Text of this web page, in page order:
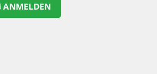
ANMELDEN